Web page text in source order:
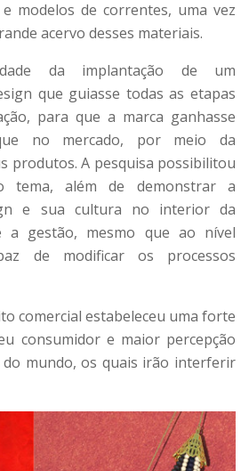
modelos de correntes, uma vez
acervo desses materiais.
da implantação de um
que guiasse todas as etapas
para que a marca ganhasse
no mercado, por meio da
produtos. A pesquisa possibilitou
tema, além de demonstrar a
e sua cultura no interior da
a gestão, mesmo que ao nível
de modificar os processos
comercial estabeleceu uma forte
consumidor e maior percepção
do mundo, os quais irão interferir